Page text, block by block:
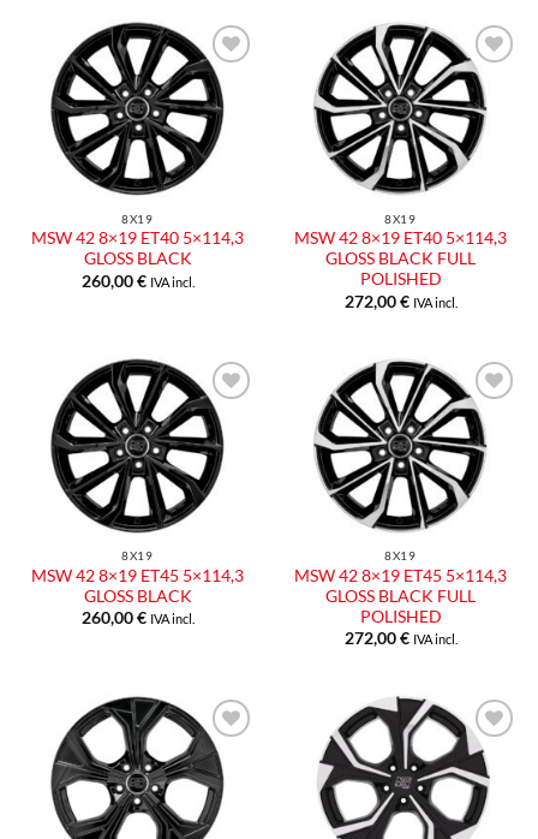
Aggiungi
alla lista
dei
desideri
8X19
MSW 42 8×19 ET40 5×114,3
GLOSS BLACK
260,00€ IVA incl.
Aggiungi
alla lista
dei
desideri
8X19
MSW 42 8×19 ET40 5×114,3
GLOSS BLACK FULL
POLISHED
272,00€ IVA incl.
Aggiungi
alla lista
dei
desideri
8X19
MSW 42 8×19 ET45 5×114,3
GLOSS BLACK
260,00€ IVA incl.
Aggiungi
alla lista
dei
desideri
8X19
MSW 42 8×19 ET45 5×114,3
GLOSS BLACK FULL
POLISHED
272,00€ IVA incl.
Aggiungi
alla lista
dei
desideri
Aggiungi
alla lista
dei
desideri